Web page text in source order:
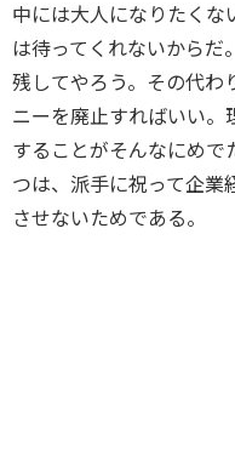
中には大人になりたくな
は待ってくれないからだ
残してやろう。その代わ
ニーを廃止すればいい。
することがそんなにめで
つは、派手に祝って企業
させないためである。